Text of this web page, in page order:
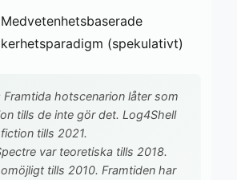
(spekulativt)
Framtida hotscenarion låter som
tills de inte gör det. Log4Shell
tills 2021.
var teoretiska tills 2018.
tills 2010. Framtiden har